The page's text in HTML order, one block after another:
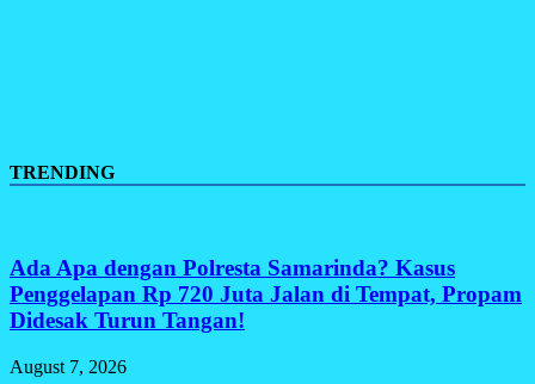
TRENDING
Ada Apa dengan Polresta Samarinda? Kasus
Penggelapan Rp 720 Juta Jalan di Tempat, Propam
Didesak Turun Tangan!
August 7, 2026